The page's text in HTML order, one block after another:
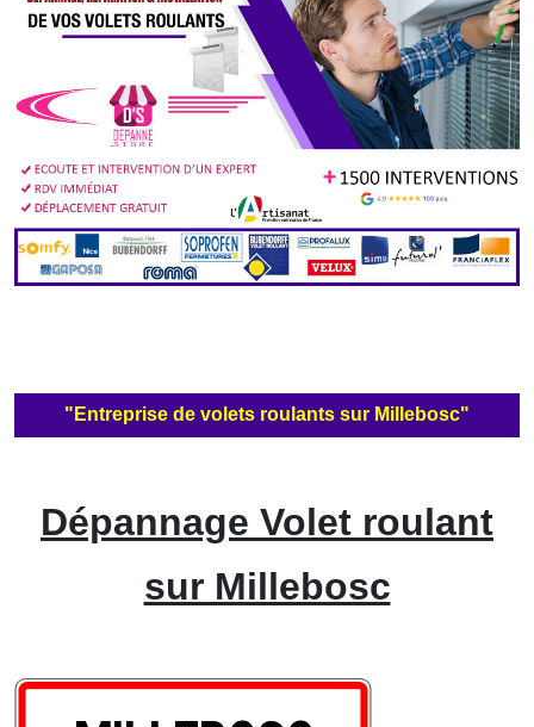
"Entreprise de volets roulants sur Millebosc"
Dépannage Volet roulant
sur Millebosc